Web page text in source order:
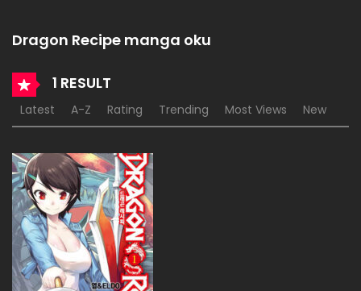
Dragon Recipe manga oku
1 RESULT
Latest A-Z Rating Trending Most Views New